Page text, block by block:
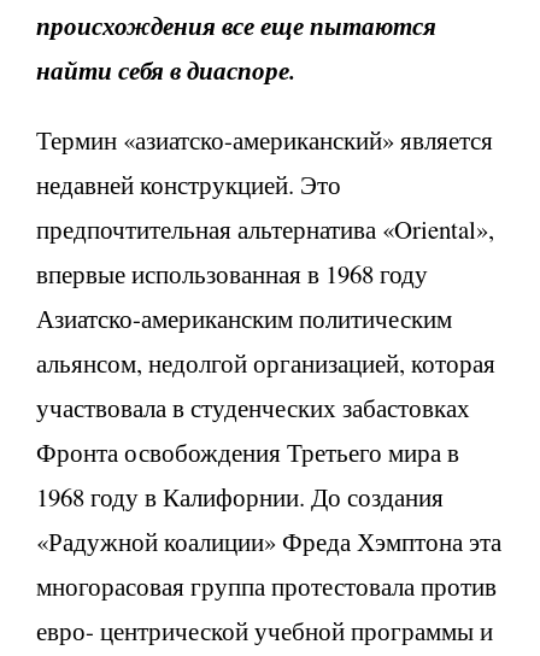
происхождения все еще пытаются
найти себя в диаспоре.
Термин «азиатско-американский» является
недавней конструкцией. Это
предпочтительная альтернатива «Oriental»,
впервые использованная в 1968 году
Азиатско-американским политическим
альянсом, недолгой организацией, которая
участвовала в студенческих забастовках
Фронта освобождения Третьего мира в
1968 году в Калифорнии. До создания
«Радужной коалиции» Фреда Хэмптона эта
многорасовая группа протестовала против
евро- центрической учебной программы и